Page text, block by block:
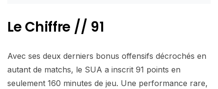
Le Chiffre // 91
Avec ses deux derniers bonus offensifs décrochés en
autant de matchs, le SUA a inscrit 91 points en
seulement 160 minutes de jeu. Une performance rare,